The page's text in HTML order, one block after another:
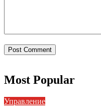
Most Popular
Управление